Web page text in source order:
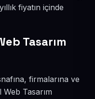
fiyatın içinde
Tasarım
firmalarına ve
Tasarım